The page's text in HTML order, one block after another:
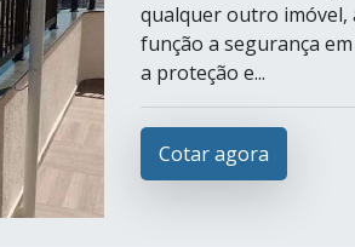
qualquer outro imóvel,
função a segurança
a proteção e...
Cotar agora